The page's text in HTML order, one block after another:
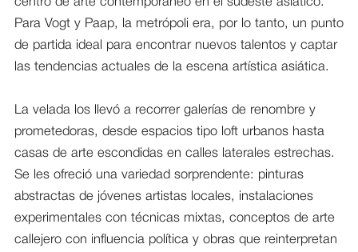
Para Vogt y Paap, la metrópoli era, por lo tanto, un punto
de partida ideal para encontrar nuevos talentos y captar
las tendencias actuales de la escena artística asiática.
La velada los llevó a recorrer galerías de renombre y
prometedoras, desde espacios tipo loft urbanos hasta
casas de arte escondidas en calles laterales estrechas.
Se les ofreció una variedad sorprendente: pinturas
abstractas de jóvenes artistas locales, instalaciones
experimentales con técnicas mixtas, conceptos de arte
callejero con influencia política y obras que reinterpretan